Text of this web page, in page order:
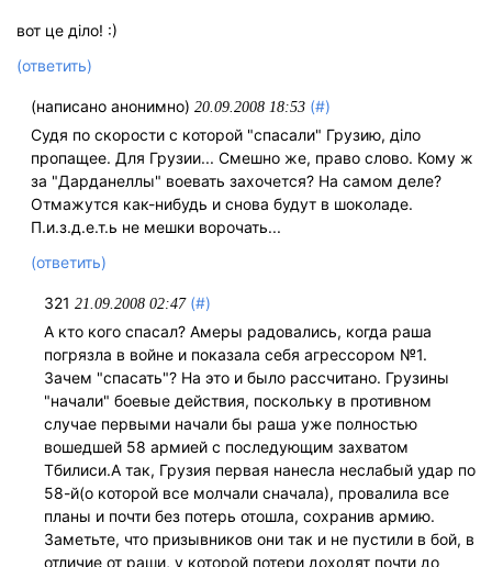
вот це діло! :)
(ответить)
(написано анонимно) 20.09.2008 18:53 (#)
Судя по скорости с которой "спасали" Грузию, дiло
пропащее. Для Грузии... Смешно же, право слово. Кому ж
за "Дарданеллы" воевать захочется? На самом деле?
Отмажутся как-нибудь и снова будут в шоколаде.
П.и.з.д.е.т.ь не мешки ворочать...
(ответить)
321 21.09.2008 02:47 (#)
А кто кого спасал? Амеры радовались, когда раша
погрязла в войне и показала себя агрессором №1.
Зачем "спасать"? На это и было рассчитано. Грузины
"начали" боевые действия, поскольку в противном
случае первыми начали бы раша уже полностью
вошедшей 58 армией с последующим захватом
Тбилиси.А так, Грузия первая нанесла неслабый удар по
58-й(о которой все молчали сначала), провалила все
планы и почти без потерь отошла, сохранив армию.
Заметьте, что призывников они так и не пустили в бой, в
отличие от раши, у которой потери доходят почти до